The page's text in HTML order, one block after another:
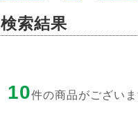
検索結果
10件の商品がござい